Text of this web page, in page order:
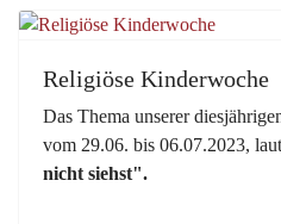
Religiöse Kinderwoche
Das Thema unserer
vom 29.06. bis 06.07.2023,
nicht siehst".